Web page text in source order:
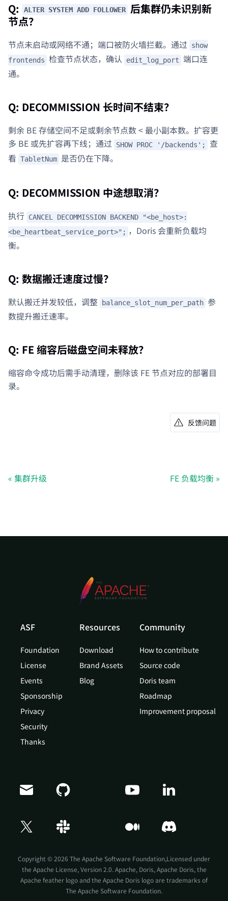
Q: ALTER SYSTEM ADD FOLLOWER
后集群仍未识别新
节点？
节点未启动或网络不通；端口被防火墙拦截。通过
show
frontends 检查节点状态，确认 edit_log_port 端口连
通。
Q: DECOMMISSION 长时间不结束？
剩余 BE 存储空间不足或剩余节点数 < 最小副本数。扩容更
多 BE 或先扩容再下线；通过 SHOW PROC '/backends';
查
看 TabletNum 是否仍在下降。
Q: DECOMMISSION 中途想取消？
执行 CANCEL DECOMMISSION BACKEND "<be_host>:
<be_heartbeat_service_port>"; ，Doris 会重新负载均
衡。
Q: 数据搬迁速度过慢？
默认搬迁并发较低，调整 balance_slot_num_per_path 参
数提升搬迁速率。
Q: FE 缩容后磁盘空间未释放？
缩容命令成功后需手动清理，删除该 FE 节点对应的部署目
录。
反馈问题
集群升级 FE 负载均衡
ASF
Foundation
License
Events
Sponsorship
Privacy
Security
Thanks
Resources
Download
Brand Assets
Blog
Community
How to contribute
Source code
Doris team
Roadmap
Improvement proposal
Copyright © 2026 The Apache Software Foundation,Licensed under
the Apache License, Version 2.0. Apache, Doris, Apache Doris, the
Apache feather logo and the Apache Doris logo are trademarks of
The Apache Software Foundation.
Doris Summit 26